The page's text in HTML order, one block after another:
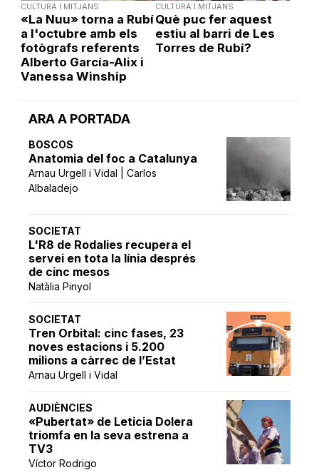
ARA A PORTADA
BOSCOS
Anatomia del foc a Catalunya
Arnau Urgell i Vidal | Carlos
Albaladejo
SOCIETAT
L'R8 de Rodalies recupera el
servei en tota la línia després
de cinc mesos
Natàlia Pinyol
SOCIETAT
Tren Orbital: cinc fases, 23
noves estacions i 5.200
milions a càrrec de l’Estat
Arnau Urgell i Vidal
AUDIÈNCIES
«Pubertat» de Leticia Dolera
triomfa en la seva estrena a
TV3
Víctor Rodrigo
CULTURA I MITJANS
«La Nuu» torna a Rubí
a l'octubre amb els
fotògrafs referents
Alberto García-Alix i
Vanessa Winship
CULTURA I MITJANS
Què puc fer aquest
estiu al barri de Les
Torres de Rubí?